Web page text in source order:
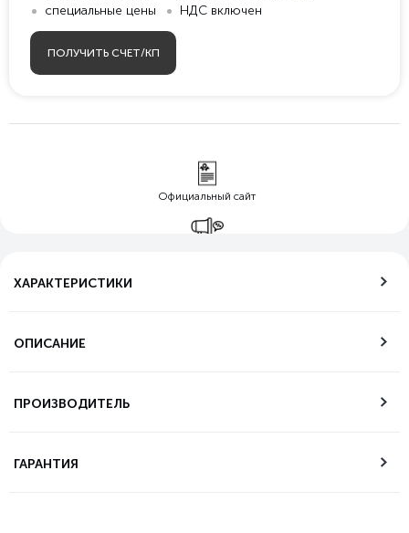
специальные цены
НДС включен
ПОЛУЧИТЬ СЧЕТ/КП
Официальный сайт
ХАРАКТЕРИСТИКИ
ОПИСАНИЕ
ПРОИЗВОДИТЕЛЬ
ГАРАНТИЯ